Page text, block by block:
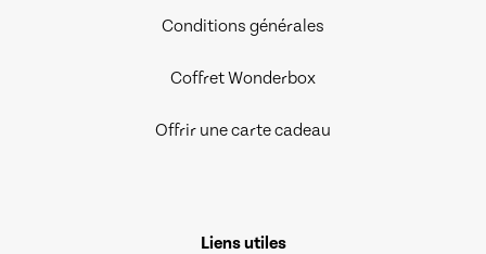
Conditions générales
Coffret Wonderbox
Offrir une carte cadeau
Liens utiles